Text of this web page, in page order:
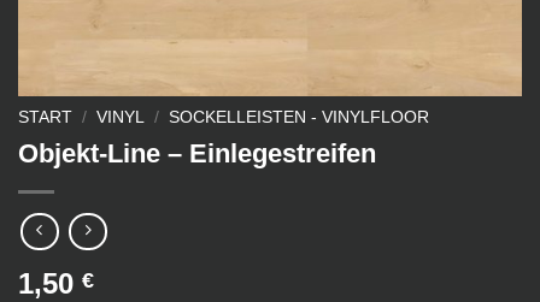
START / VINYL / SOCKELLEISTEN - VINYLFLOOR
Objekt-Line – Einlegestreifen
1,50 €